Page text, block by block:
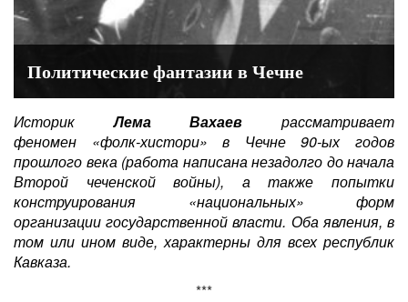
Политические фантазии в Чечне
ИсторикЛема Вахаев рассматривает
феномен «фолк-хистори» в Чечне 90-ых годов
прошлого века (работа написана незадолго до начала
Второй чеченской войны), а также попытки
конструирования «национальных» форм
организации государственной власти. Оба явления, в
том или ином виде, характерны для всех республик
Кавказа.
***